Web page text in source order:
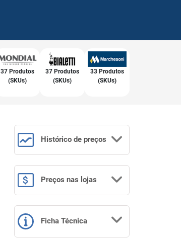
37 Produtos
(SKUs)
37 Produtos
(SKUs)
33 Produtos
(SKUs)
Histórico de preços
Preços nas lojas
Ficha Técnica